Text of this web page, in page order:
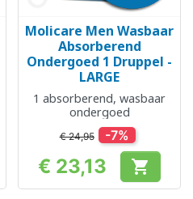
Molicare Men Wasbaar
Absorberend
Ondergoed 1 Druppel -
LARGE
1 absorberend, wasbaar
ondergoed
€ 24,95 -7%
Prijs
€ 23,13 